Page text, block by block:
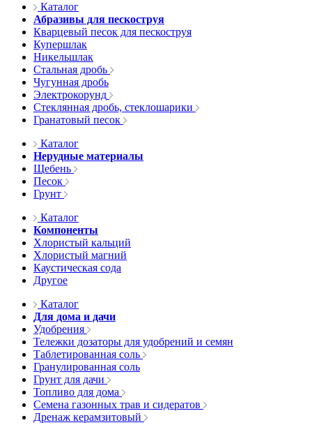
Каталог
Абразивы для пескоструя
Кварцевый песок для пескоструя
Купершлак
Никельшлак
Стальная дробь
Чугунная дробь
Электрокорунд
Стеклянная дробь, стеклошарики
Гранатовый песок
Каталог
Нерудные материалы
Щебень
Песок
Грунт
Каталог
Компоненты
Хлористый кальций
Хлористый магний
Каустическая сода
Другое
Каталог
Для дома и дачи
Удобрения
Тележки дозаторы для удобрений и семян
Таблетированная соль
Гранулированная соль
Грунт для дачи
Топливо для дома
Семена газонных трав и сидератов
Дренаж керамзитовый